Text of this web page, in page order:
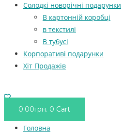
Солодкі новорічні подарунки
В картонній коробці
в текстилі
В тубусі
Корпоративі подарунки
Хіт Продажів
0.00грн. 0 Cart
Головна